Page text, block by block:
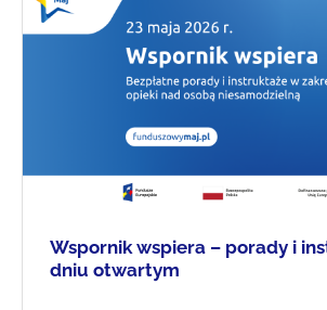
Wspornik wspiera – porady i
dniu otwartym